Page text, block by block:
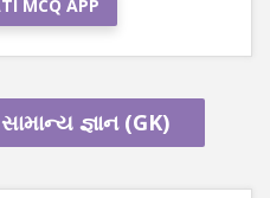
MCQ APP
જ્ઞાન (GK)